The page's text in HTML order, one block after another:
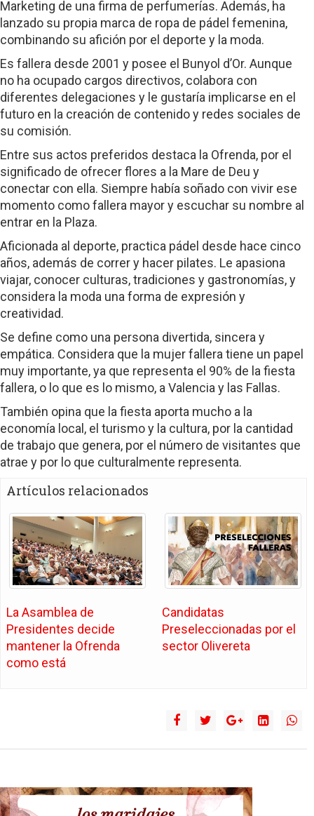
Marketing de una firma de perfumerías. Además, ha
lanzado su propia marca de ropa de pádel femenina,
combinando su afición por el deporte y la moda.
Es fallera desde 2001 y posee el Bunyol d’Or. Aunque
no ha ocupado cargos directivos, colabora con
diferentes delegaciones y le gustaría implicarse en el
futuro en la creación de contenido y redes sociales de
su comisión.
Entre sus actos preferidos destaca la Ofrenda, por el
significado de ofrecer flores a la Mare de Deu y
conectar con ella. Siempre había soñado con vivir ese
momento como fallera mayor y escuchar su nombre al
entrar en la Plaza.
Aficionada al deporte, practica pádel desde hace cinco
años, además de correr y hacer pilates. Le apasiona
viajar, conocer culturas, tradiciones y gastronomías, y
considera la moda una forma de expresión y
creatividad.
Se define como una persona divertida, sincera y
empática. Considera que la mujer fallera tiene un papel
muy importante, ya que representa el 90% de la fiesta
fallera, o lo que es lo mismo, a Valencia y las Fallas.
También opina que la fiesta aporta mucho a la
economía local, el turismo y la cultura, por la cantidad
de trabajo que genera, por el número de visitantes que
atrae y por lo que culturalmente representa.
Artículos relacionados
La Asamblea de
Presidentes decide
mantener la Ofrenda
como está
Candidatas
Preseleccionadas por el
sector Olivereta